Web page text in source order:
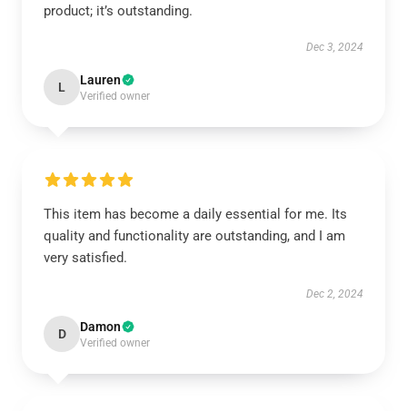
product; it’s outstanding.
Dec 3, 2024
L Lauren
Verified owner
This item has become a daily essential for me. Its
quality and functionality are outstanding, and I am
very satisfied.
Dec 2, 2024
D Damon
Verified owner